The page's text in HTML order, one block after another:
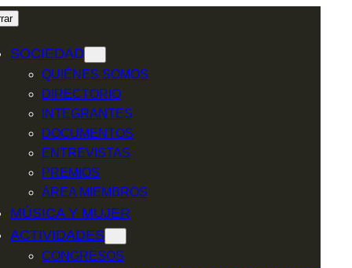
SOCIEDAD
QUIÉNES SOMOS
DIRECTORIO
INTEGRANTES
DOCUMENTOS
ENTREVISTAS
PREMIOS
ÁREA MIEMBROS
MÚSICA Y MUJER
ACTIVIDADES
CONGRESOS